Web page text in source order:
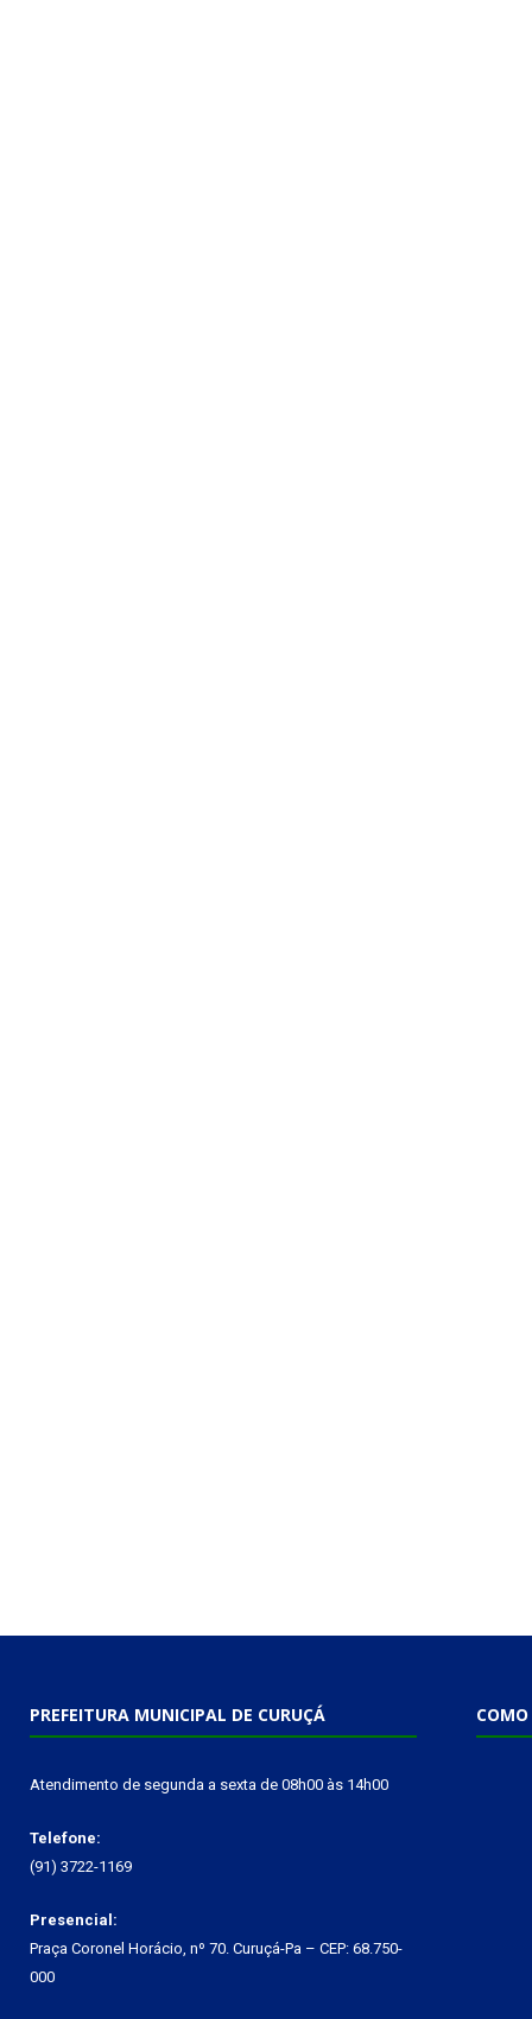
PREFEITURA MUNICIPAL DE CURUÇÁ
Atendimento de segunda a sexta de 08h00 às 14h00
Telefone:
(91) 3722-1169
Presencial:
Praça Coronel Horácio, nº 70. Curuçá-Pa – CEP: 68.750-
000
COMO